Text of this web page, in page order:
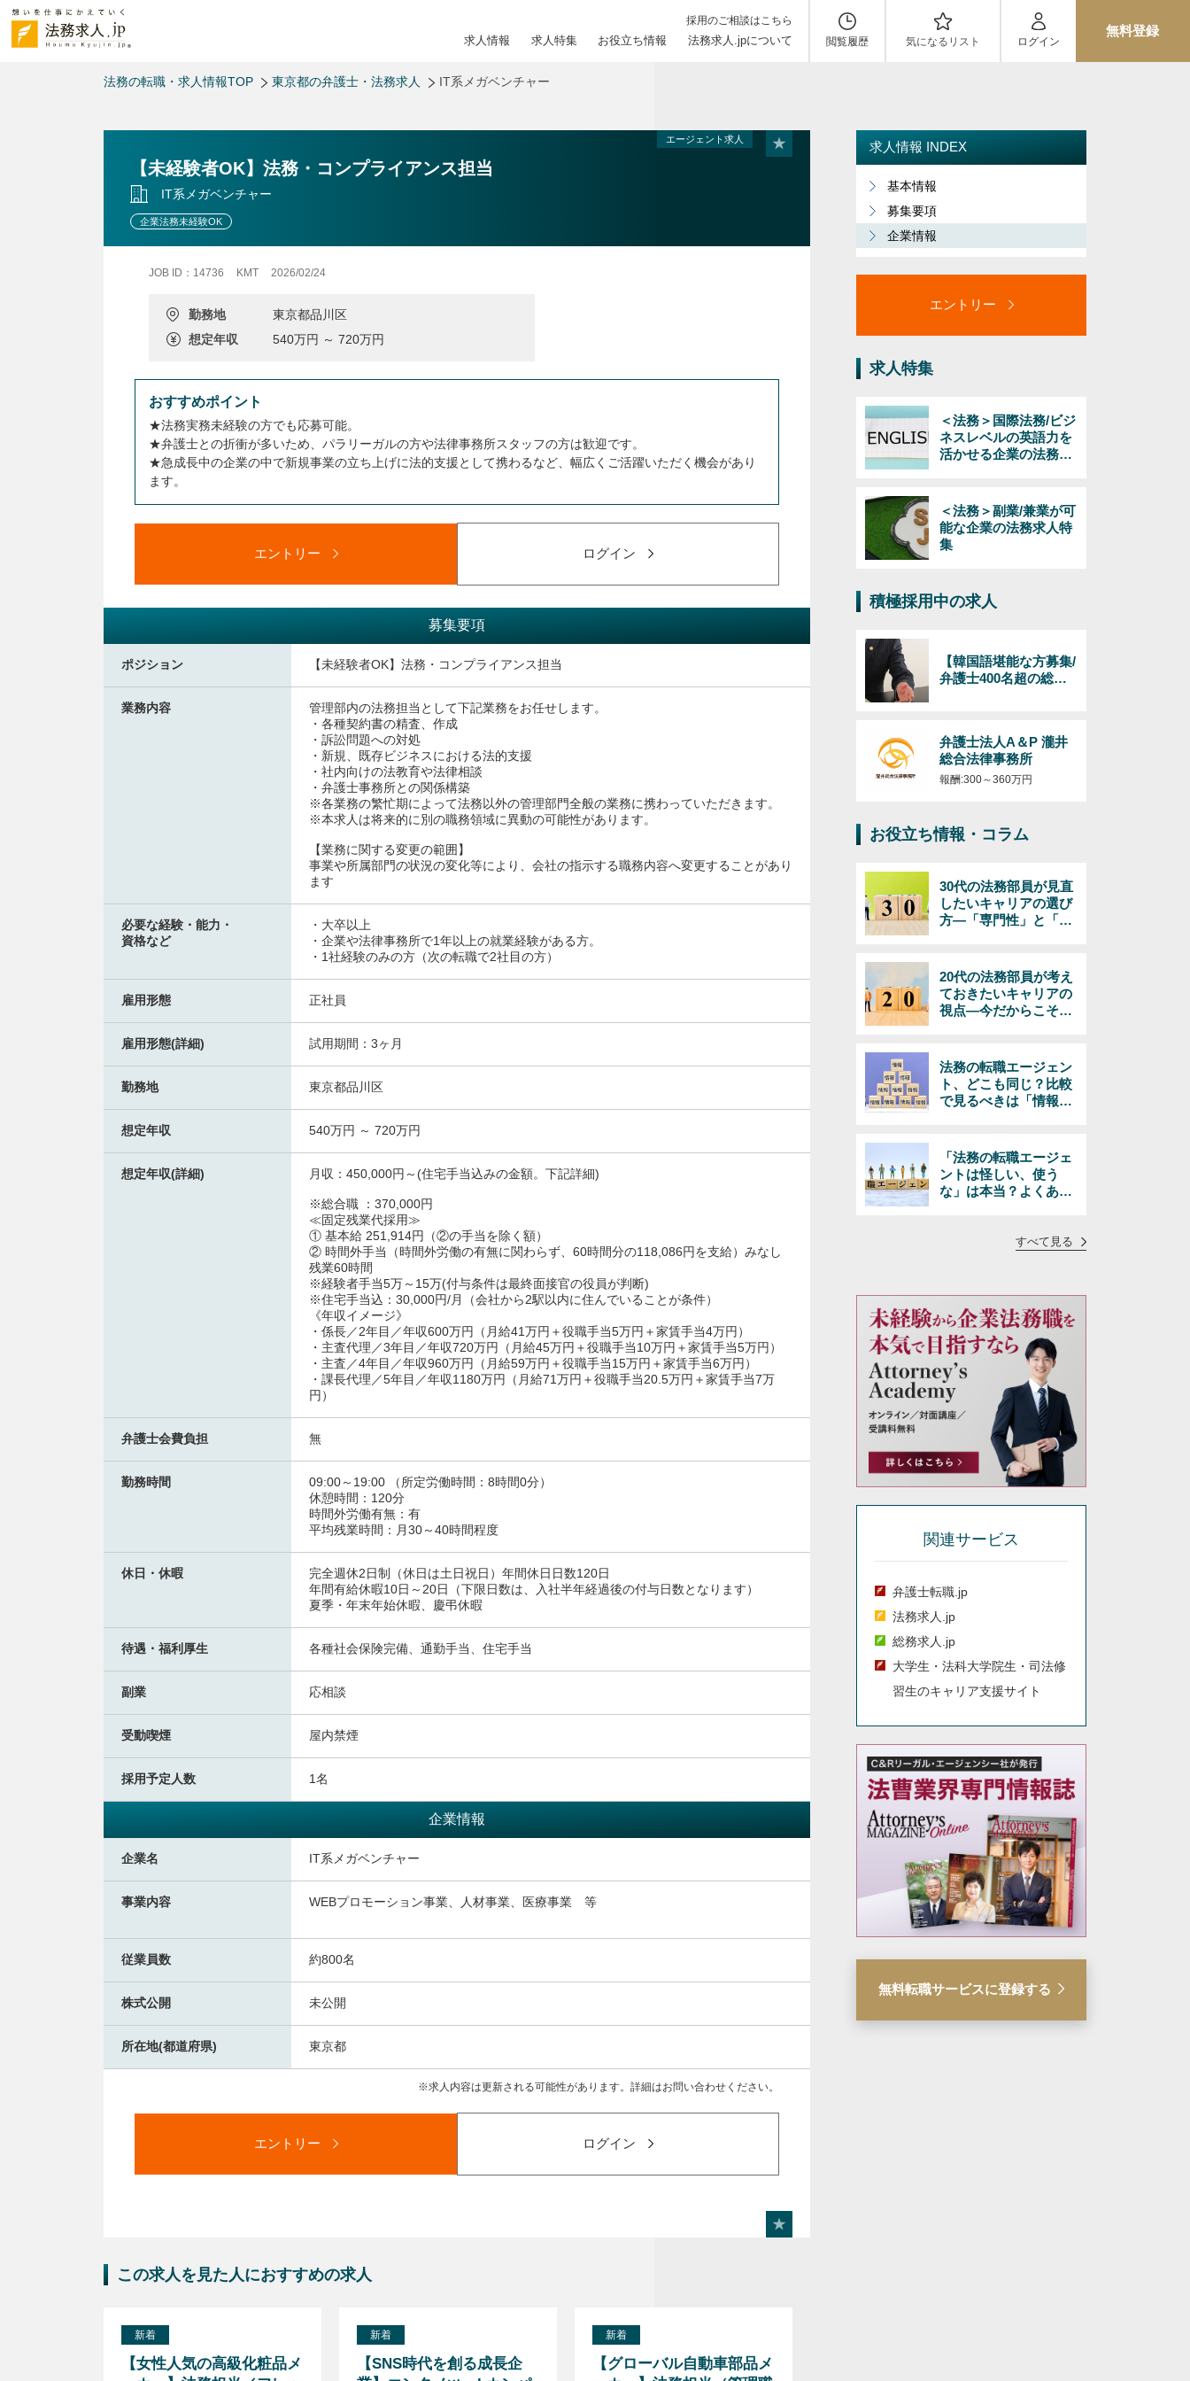
採用のご相談はこちら
求人情報 求人特集 お役立ち情報 法務求人.jpについて 閲覧履歴 気になるリスト ログイン
無料登録
法務の転職・求人情報TOP 東京都の弁護士・法務求人 IT系メガベンチャー
エージェント求人
【未経験者OK】法務・コンプライアンス担当
IT系メガベンチャー
企業法務未経験OK
JOB ID：14736 KMT 2026/02/24
勤務地
東京都品川区
想定年収
540万円 ～ 720万円
おすすめポイント
★法務実務未経験の方でも応募可能。
★弁護士との折衝が多いため、パラリーガルの方や法律事務所スタッフの方は歓迎です。
★急成長中の企業の中で新規事業の立ち上げに法的支援として携わるなど、幅広くご活躍いただく機会があり
ます。
エントリー ログイン
募集要項
ポジション 【未経験者OK】法務・コンプライアンス担当
業務内容
管理部内の法務担当として下記業務をお任せします。
・各種契約書の精査、作成
・訴訟問題への対処
・新規、既存ビジネスにおける法的支援
・社内向けの法教育や法律相談
・弁護士事務所との関係構築
※各業務の繁忙期によって法務以外の管理部門全般の業務に携わっていただきます。
※本求人は将来的に別の職務領域に異動の可能性があります。
【業務に関する変更の範囲】
事業や所属部門の状況の変化等により、会社の指示する職務内容へ変更することがあり
ます
必要な経験・能力・
資格など
・大卒以上
・企業や法律事務所で1年以上の就業経験がある方。
・1社経験のみの方（次の転職で2社目の方）
雇用形態 正社員
雇用形態(詳細) 試用期間：3ヶ月
勤務地 東京都品川区
想定年収 540万円 ～ 720万円
想定年収(詳細) 月収：450,000円～(住宅手当込みの金額。下記詳細)
※総合職 ：370,000円
≪固定残業代採用≫
① 基本給 251,914円（②の手当を除く額）
② 時間外手当（時間外労働の有無に関わらず、60時間分の118,086円を支給）みなし
残業60時間
※経験者手当5万～15万(付与条件は最終面接官の役員が判断)
※住宅手当込：30,000円/月（会社から2駅以内に住んでいることが条件）
《年収イメージ》
・係長／2年目／年収600万円（月給41万円＋役職手当5万円＋家賃手当4万円）
・主査代理／3年目／年収720万円（月給45万円＋役職手当10万円＋家賃手当5万円）
・主査／4年目／年収960万円（月給59万円＋役職手当15万円＋家賃手当6万円）
・課長代理／5年目／年収1180万円（月給71万円＋役職手当20.5万円＋家賃手当7万
円）
弁護士会費負担 無
勤務時間
09:00～19:00 （所定労働時間：8時間0分）
休憩時間：120分
時間外労働有無：有
平均残業時間：月30～40時間程度
休日・休暇
完全週休2日制（休日は土日祝日）年間休日日数120日
年間有給休暇10日～20日（下限日数は、入社半年経過後の付与日数となります）
夏季・年末年始休暇、慶弔休暇
待遇・福利厚生 各種社会保険完備、通勤手当、住宅手当
副業 応相談
受動喫煙 屋内禁煙
採用予定人数 1名
企業情報
企業名 IT系メガベンチャー
事業内容 WEBプロモーション事業、人材事業、医療事業 等
従業員数 約800名
株式公開 未公開
所在地(都道府県) 東京都
求人内容は更新される可能性があります。詳細はお問い合わせください。
エントリー ログイン
この求人を見た人におすすめの求人
新着
【女性人気の高級化粧品メ
新着
【SNS時代を創る成長企
新着
【グローバル自動車部品メ
求人情報 INDEX
基本情報
募集要項
企業情報
エントリー
求人特集
＜法務＞国際法務/ビジ
ネスレベルの英語力を
活かせる企業の法務求
＜法務＞副業/兼業が可
能な企業の法務求人特
集
積極採用中の求人
【韓国語堪能な方募集/
弁護士400名超の総合
ド）対応の弁護士/韓国
語必須/経験年数・年齢
不問！
弁護士法人A＆P 瀧井
総合法律事務所
報酬:300～360万円
お役立ち情報・コラム
30代の法務部員が見直
したいキャリアの選び
方―「専門性」と「マ
20代の法務部員が考え
ておきたいキャリアの
視点―今だからこそで
法務の転職エージェン
ト、どこも同じ？比較
で見るべきは「情報の
「法務の転職エージェ
ントは怪しい、使う
な」は本当？よくある
すべて見る
関連サービス
弁護士転職.jp
法務求人.jp
総務求人.jp
大学生・法科大学院生・司法修
習生のキャリア支援サイト
無料転職サービスに登録する